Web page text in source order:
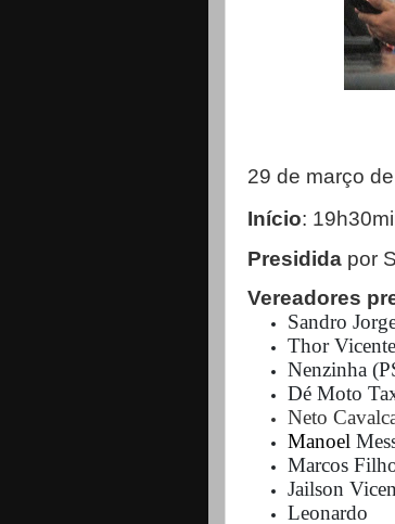
29 de março
Início:
Presidida por
Vereadores
Sandro
Thor
Nenzinha
Dé Moto
Neto
Manoel
Marcos
Jailson
Leonardo